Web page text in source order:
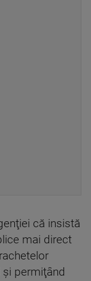
că insistă
mai direct
şi permiţând